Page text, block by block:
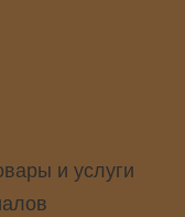
и услуги